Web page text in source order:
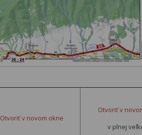
Otvoriť v novom okne
Otvoriť v
v plnej